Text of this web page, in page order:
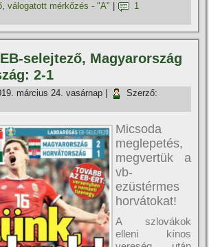
,válogatott mérkőzés - "A"
1
selejtező, Magyarország
2-1
március 24. vasárnap
Szerző:
Micsoda
meglepetés,
megvertük a
vb-
ezüstérmes
horvátokat!
A szlovákok
elleni kí­nos